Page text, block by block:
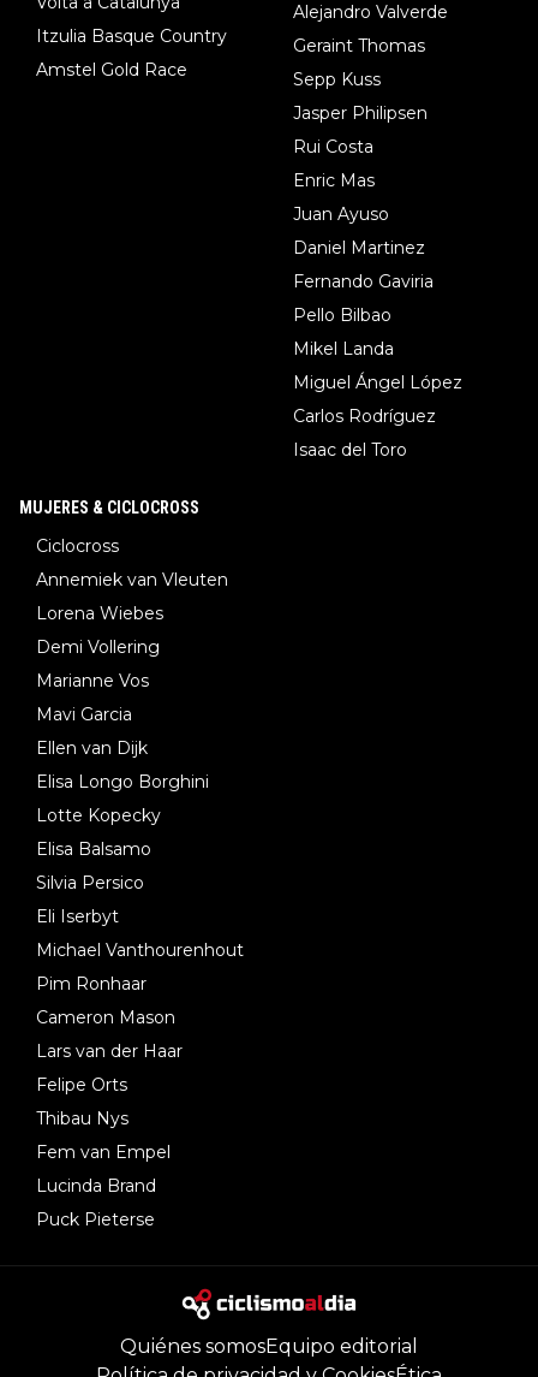
Itzulia Basque Country
Amstel Gold Race
Alejandro Valverde
Geraint Thomas
Sepp Kuss
Jasper Philipsen
Rui Costa
Enric Mas
Juan Ayuso
Daniel Martinez
Fernando Gaviria
Pello Bilbao
Mikel Landa
Miguel Ángel López
Carlos Rodríguez
Isaac del Toro
MUJERES & CICLOCROSS
Ciclocross
Annemiek van Vleuten
Lorena Wiebes
Demi Vollering
Marianne Vos
Mavi Garcia
Ellen van Dijk
Elisa Longo Borghini
Lotte Kopecky
Elisa Balsamo
Silvia Persico
Eli Iserbyt
Michael Vanthourenhout
Pim Ronhaar
Cameron Mason
Lars van der Haar
Felipe Orts
Thibau Nys
Fem van Empel
Lucinda Brand
Puck Pieterse
Quiénes somosEquipo editorial